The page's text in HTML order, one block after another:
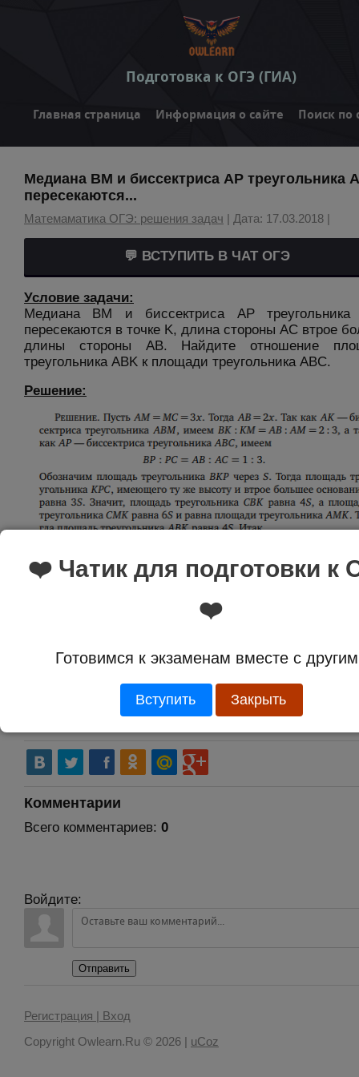
Подготовка к ОГЭ (ГИА)
Главная страница Информация о сайте Поиск по
Медиана BM и биссектриса AP треугольника
пересекаются...
Матемаматика ОГЭ: решения задач | Дата: 17.03.2018 |
💬 ВСТУПИТЬ В ЧАТ ОГЭ
Условие задачи:
Медиана BM и биссектриса AP треугольника
пересекаются в точке K, длина стороны AC втрое
длины стороны AB. Найдите отношение
треугольника ABK к площади треугольника ABC.
Решение:
Ответ: 1:5
❤️ Чатик для подготовки к
❤️
Готовимся к экзаменам вместе с
Вступить Закрыть
Комментарии
Всего комментариев: 0
Войдите:
Отправить
Регистрация | Вход
Copyright Owlearn.Ru © 2026 | uCoz